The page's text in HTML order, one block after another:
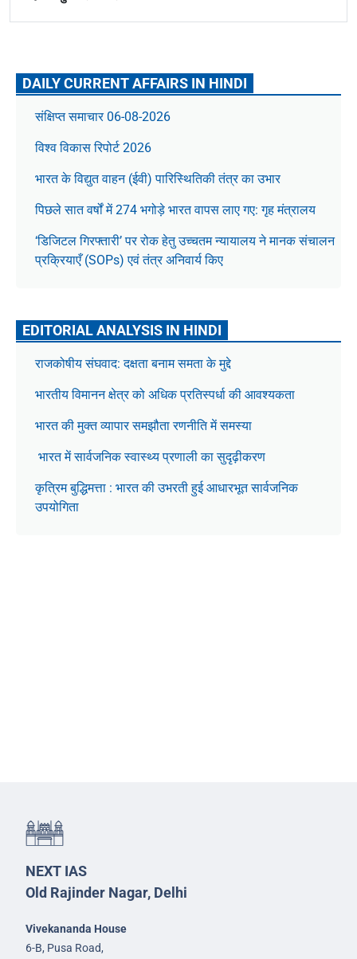
DAILY CURRENT AFFAIRS IN HINDI
संक्षिप्त समाचार 06-08-2026
विश्व विकास रिपोर्ट 2026
भारत के विद्युत वाहन (ईवी) पारिस्थितिकी तंत्र का उभार
पिछले सात वर्षों में 274 भगोड़े भारत वापस लाए गए: गृह मंत्रालय
‘डिजिटल गिरफ्तारी’ पर रोक हेतु उच्चतम न्यायालय ने मानक संचालन
प्रक्रियाएँ (SOPs) एवं तंत्र अनिवार्य किए
EDITORIAL ANALYSIS IN HINDI
राजकोषीय संघवाद: दक्षता बनाम समता के मुद्दे
भारतीय विमानन क्षेत्र को अधिक प्रतिस्पर्धा की आवश्यकता
भारत की मुक्त व्यापार समझौता रणनीति में समस्या
भारत में सार्वजनिक स्वास्थ्य प्रणाली का सुदृढ़ीकरण
कृत्रिम बुद्धिमत्ता : भारत की उभरती हुई आधारभूत सार्वजनिक
उपयोगिता
NEXT IAS
Old Rajinder Nagar, Delhi
Vivekananda House
6-B, Pusa Road,